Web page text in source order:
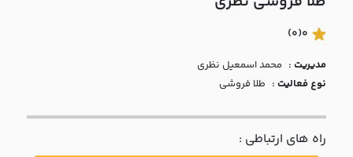
با ما
مقالات
اخبار
پرسش
0
(0)
مدیریت : محمد اسمعيل نظري
نوع فعالیت : طلا فروشی
راه های ارتباطی :